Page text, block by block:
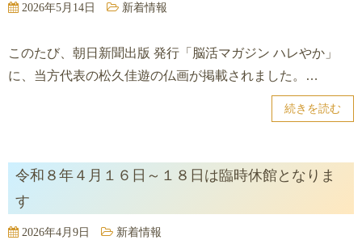
2026年5月14日 新着情報
このたび、朝日新聞出版 発行「脳活マガジン ハレやか」
に、当方代表の松久佳遊の仏画が掲載されました。…
続きを読む
令和８年４月１６日～１８日は臨時休館となりま
す
2026年4月9日 新着情報